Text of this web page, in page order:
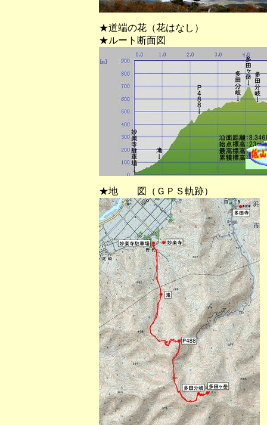
★道端の花（花はなし）
★ルート断面図
★地 図（ＧＰＳ軌跡）